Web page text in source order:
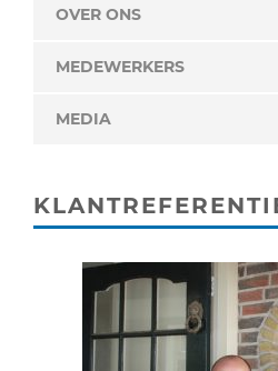
OVER ONS
MEDEWERKERS
MEDIA